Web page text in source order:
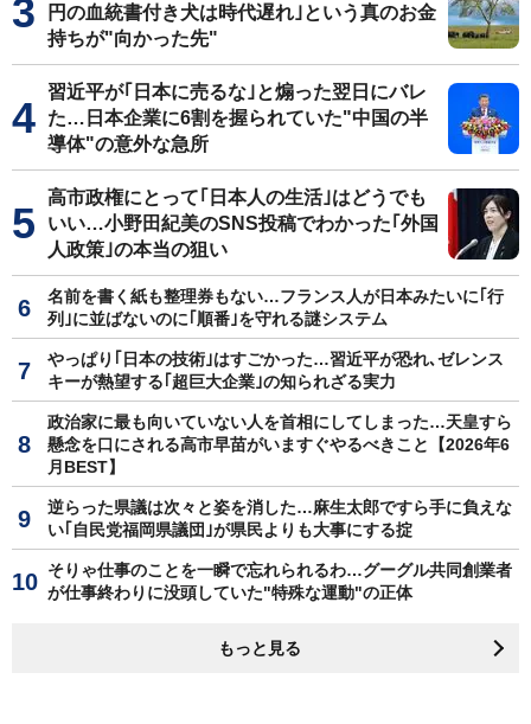
円の血統書付き犬は時代遅れ｣という真のお金
持ちが"向かった先"
習近平が｢日本に売るな｣と煽った翌日にバレ
た…日本企業に6割を握られていた"中国の半
導体"の意外な急所
高市政権にとって｢日本人の生活｣はどうでも
いい…小野田紀美のSNS投稿でわかった｢外国
人政策｣の本当の狙い
名前を書く紙も整理券もない…フランス人が日本みたいに｢行
列｣に並ばないのに｢順番｣を守れる謎システム
やっぱり｢日本の技術｣はすごかった…習近平が恐れ､ゼレンス
キーが熱望する｢超巨大企業｣の知られざる実力
政治家に最も向いていない人を首相にしてしまった…天皇すら
懸念を口にされる高市早苗がいますぐやるべきこと【2026年6
月BEST】
逆らった県議は次々と姿を消した…麻生太郎ですら手に負えな
い｢自民党福岡県議団｣が県民よりも大事にする掟
そりゃ仕事のことを一瞬で忘れられるわ…グーグル共同創業者
が仕事終わりに没頭していた"特殊な運動"の正体
もっと見る